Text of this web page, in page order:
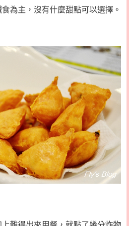
為主，沒有什麼甜點可以選擇。